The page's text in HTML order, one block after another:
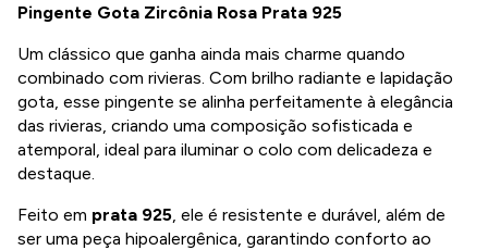
Pingente Gota Zircônia Rosa Prata 925
Um clássico que ganha ainda mais charme quando
combinado com rivieras. Com brilho radiante e lapidação
gota, esse pingente se alinha perfeitamente à elegância
das rivieras, criando uma composição sofisticada e
atemporal, ideal para iluminar o colo com delicadeza e
destaque.
Feito em prata 925, ele é resistente e durável, além de
ser uma peça hipoalergênica, garantindo conforto ao